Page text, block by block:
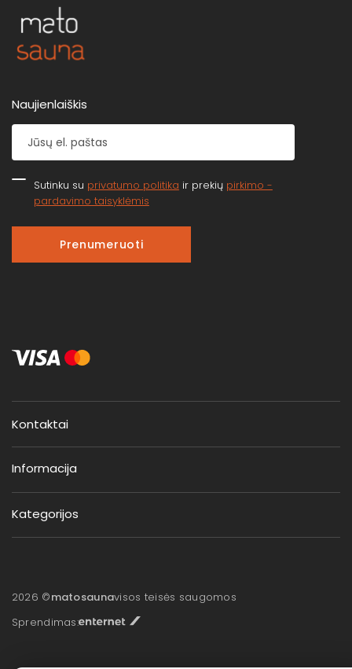
Kontaktai
Informacija
Kategorijos
Naujienlaiškis
Sutinku su privatumo politika ir prekių pirkimo -
pardavimo taisyklėmis
Prenumeruoti
2026 ©matosaunavisos teisės saugomos
Sprendimas: